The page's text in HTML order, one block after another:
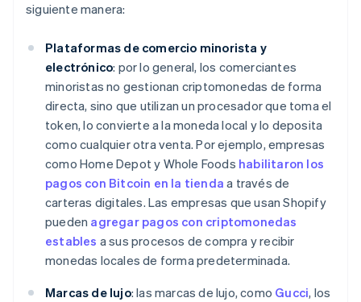
siguiente manera:
Plataformas de comercio minorista y
electrónico: por lo general, los comerciantes
minoristas no gestionan criptomonedas de forma
directa, sino que utilizan un procesador que toma el
token, lo convierte a la moneda local y lo deposita
como cualquier otra venta. Por ejemplo, empresas
como Home Depot y Whole Foods habilitaron los
pagos con Bitcoin en la tienda a través de
carteras digitales. Las empresas que usan Shopify
pueden agregar pagos con criptomonedas
estables a sus procesos de compra y recibir
monedas locales de forma predeterminada.
Marcas de lujo: las marcas de lujo, como Gucci, los